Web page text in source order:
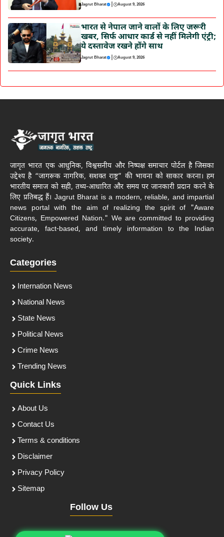
Jagrut Bharat | August 9, 2026
भारत से नेपाल जाने वालों के लिए जरूरी
खबर, सिर्फ आधार कार्ड से नहीं मिलेगी एंट्री;
ये दस्तावेज रखने होंगे साथ
Jagrut Bharat | August 9, 2026
जागृत भारत एक आधुनिक, विश्वसनीय और निष्पक्ष समाचार पोर्टल है जिसका
उद्देश्य है “जागरूक नागरिक, सशक्त राष्ट्र” की भावना को साकार करना। हम
भारतीय समाज को सही, तथ्य-आधारित और समय पर जानकारी प्रदान करने के
लिए प्रतिबद्ध हैं। Jagrut Bharat is a modern, reliable, and impartial
news portal with the aim of realizing the spirit of "Aware
Citizens, Empowered Nation." We are committed to providing
accurate, fact-based, and timely information to the Indian
society.
Categories
Internation News
National News
State News
Political News
Crime News
Trending News
Quick Links
About Us
Contact Us
Terms & conditions
Disclaimer
Privacy Policy
Sitemap
Follow Us